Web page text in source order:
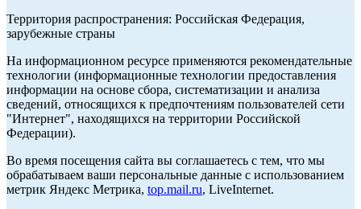
Территория распространения: Российская Федерация,
зарубежные страны
На информационном ресурсе применяются рекомендательные
технологии (информационные технологии предоставления
информации на основе сбора, систематизации и анализа
сведений, относящихся к предпочтениям пользователей сети
"Интернет", находящихся на территории Российской
Федерации).
Во время посещения сайта вы соглашаетесь с тем, что мы
обрабатываем ваши персональные данные с использованием
метрик Яндекс Метрика, top.mail.ru, LiveInternet.